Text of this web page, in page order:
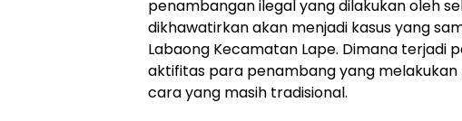
penambangan ilegal yang dilakukan oleh
dikhawatirkan akan menjadi kasus yang
Labaong Kecamatan Lape. Dimana terjadi
aktifitas para penambang yang
cara yang masih tradisional.